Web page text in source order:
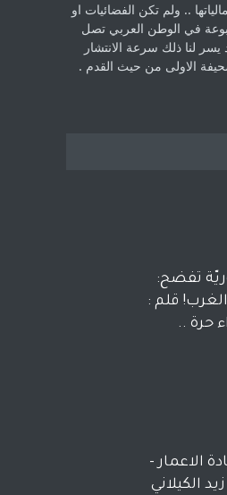
.. ولم تكن الفضائيات او
في الوطن ‏العربي تصل
يسر لنا ذلك سرعة الانتشار
الاولى من حيث القدم .
تفضح:
قلم :
حرة ..
الاعمار -
الكيلاني